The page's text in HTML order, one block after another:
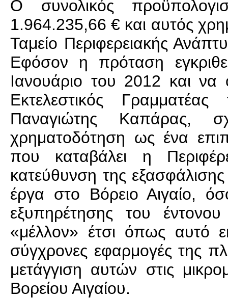
Ο συνολικός
1.964.235,66 € και αυτός
Ταμείο Περιφερειακής
Εφόσον η πρόταση
Ιανουάριο του 2012 και
Εκτελεστικός
Παναγιώτης Καπάρας,
χρηματοδότηση ως ένα
που καταβάλει η
κατεύθυνση της
έργα στο Βόρειο Αιγαίο,
εξυπηρέτησης του
«μέλλον» έτσι όπως αυτό
σύγχρονες εφαρμογές της
μετάγγιση αυτών στις
Βορείου Αιγαίου.